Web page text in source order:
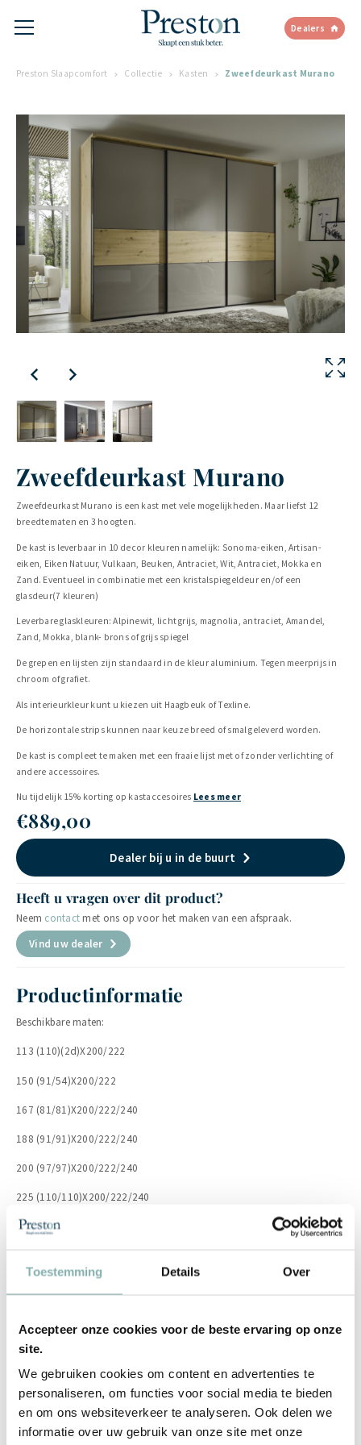
Toestemming Details Over
Accepteer onze cookies voor de beste ervaring op onze
site.
We gebruiken cookies om content en advertenties te
personaliseren, om functies voor social media te bieden
en om ons websiteverkeer te analyseren. Ook delen we
informatie over uw gebruik van onze site met onze
Dealers
Preston Slaapcomfort Collectie Kasten Zweefdeurkast Murano
Zweefdeurkast Murano
Zweefdeurkast Murano is een kast met vele mogelijkheden. Maar liefst 12
breedtematen en 3 hoogten.
De kast is leverbaar in 10 decor kleuren namelijk: Sonoma-eiken, Artisan-
eiken, Eiken Natuur, Vulkaan, Beuken, Antraciet, Wit, Antraciet, Mokka en
Zand. Eventueel in combinatie met een kristalspiegeldeur en/of een
glasdeur(7 kleuren)
Leverbare glaskleuren: Alpinewit, licht grijs, magnolia, antraciet, Amandel,
Zand, Mokka, blank- brons of grijs spiegel
De grepen en lijsten zijn standaard in de kleur aluminium. Tegen meerprijs in
chroom of grafiet.
Als interieurkleur kunt u kiezen uit Haagbeuk of Texline.
De horizontale strips kunnen naar keuze breed of smal geleverd worden.
De kast is compleet te maken met een fraaie lijst met of zonder verlichting of
andere accessoires.
Nu tijdelijk 15% korting op kastaccesoires Lees meer
€889,00
Dealer bij u in de buurt
Heeft u vragen over dit product?
Neem contactmet ons op voor het maken van een afspraak.
Vind uw dealer
Productinformatie
Beschikbare maten:
113 (110)(2d)X200/222
150 (91/54)X200/222
167 (81/81)X200/222/240
188 (91/91)X200/222/240
200 (97/97)X200/222/240
225 (110/110)X200/222/240
249(3x81)(3d)X200/222/240
373(4x91)(4d)X222/240
400 (4x97)X222/240
De aangegeven prijs is de vanaf prijs (113 (110)(2deurs) X 200cm)